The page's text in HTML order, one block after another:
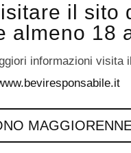
– Pedavena (BL)
Seguici su
P.I. 01994920302
il sito
almeno 18
informazioni visita